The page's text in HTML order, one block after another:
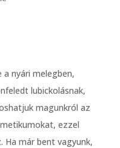
nyári melegben,
lubickolásnak,
magunkról az
ezzel
Ha már bent vagyunk,